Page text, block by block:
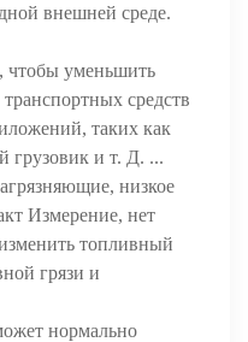
внешней среде.
чтобы уменьшить
средств
таких как
грузовик и т. Д. ...
низкое
Измерение, нет
топливный
грязи и
нормально